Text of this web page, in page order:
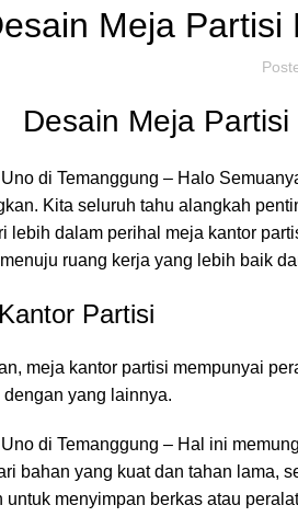
Meja Partisi
Desain Meja
di Temanggung – Halo
Kita seluruh tahu alangkah
lebih dalam perihal meja kantor
ruang kerja yang lebih baik
Partisi
meja kantor partisi mempunyai
yang lainnya.
di Temanggung – Hal ini
bahan yang kuat dan tahan lama,
untuk menyimpan berkas atau